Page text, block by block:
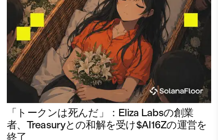
「トークンは死んだ」：Eliza Labsの創業
者、Treasuryとの和解を受け$AI16Zの運営を
終了